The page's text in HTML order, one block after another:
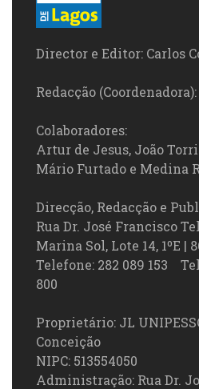
Director e Editor: Carlos
Redacção
Colaboradores:
Artur de Jesus, João
Mário Furtado e Medina
Direcção, Redacção e
Rua Dr. José Francisco
Marina Sol, Lote 14, 1ºE |
Telefone: 282 089 153
800
Proprietário: JL
Conceição
NIPC: 513554050
Administração: Rua Dr.